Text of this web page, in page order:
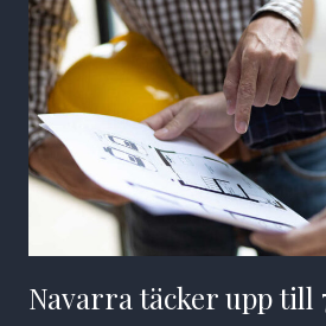
Navarra täcker upp till